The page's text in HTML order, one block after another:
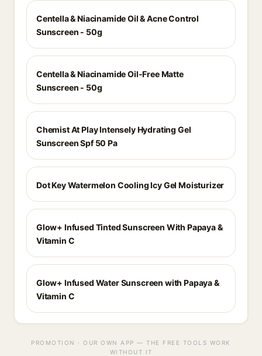
Centella & Niacinamide Oil & Acne Control
Sunscreen - 50g
Centella & Niacinamide Oil-Free Matte
Sunscreen - 50g
Chemist At Play Intensely Hydrating Gel
Sunscreen Spf 50 Pa
Dot Key Watermelon Cooling Icy Gel Moisturizer
Glow+ Infused Tinted Sunscreen With Papaya &
Vitamin C
Glow+ Infused Water Sunscreen with Papaya &
Vitamin C
PROMOTION · OUR OWN APP — THE FREE TOOLS WORK
WITHOUT IT